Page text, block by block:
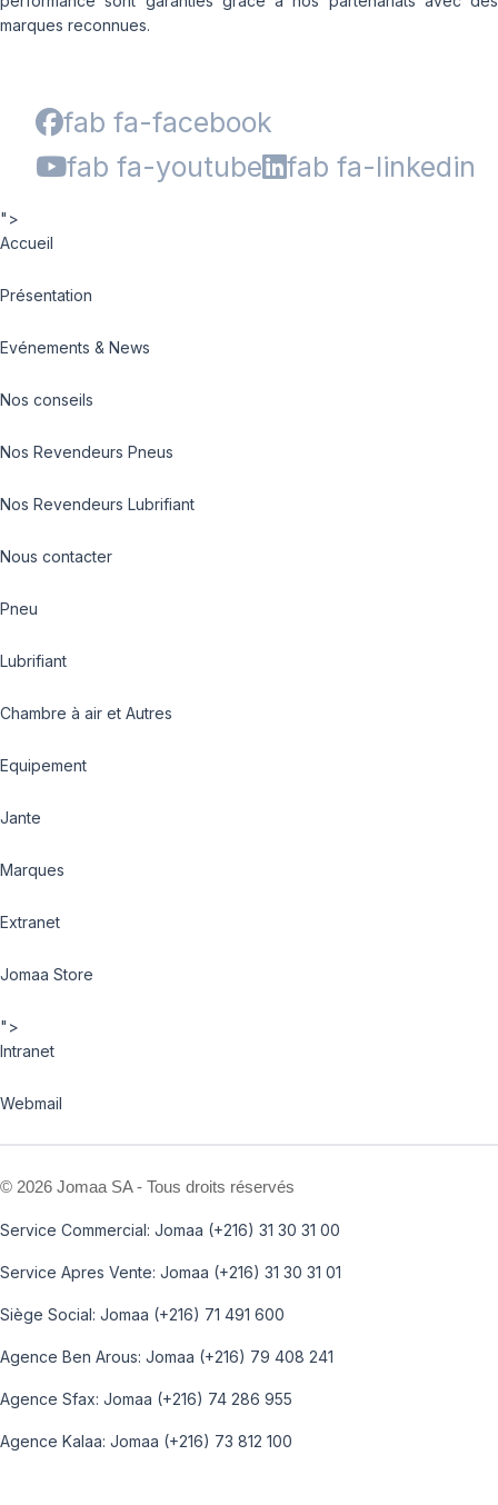
marques reconnues.
fab fa-facebook
fab fa-youtube
fab fa-linkedin
">
Accueil
Présentation
Evénements & News
Nos conseils
Nos Revendeurs Pneus
Nos Revendeurs Lubrifiant
Nous contacter
Pneu
Lubrifiant
Chambre à air et Autres
Equipement
Jante
Marques
Extranet
Jomaa Store
">
Intranet
Webmail
© 2026 Jomaa SA - Tous droits réservés
Service Commercial: Jomaa (+216) 31 30 31 00
Service Apres Vente: Jomaa (+216) 31 30 31 01
Siège Social: Jomaa (+216) 71 491 600
Agence Ben Arous: Jomaa (+216) 79 408 241
Agence Sfax: Jomaa (+216) 74 286 955
Agence Kalaa: Jomaa (+216) 73 812 100